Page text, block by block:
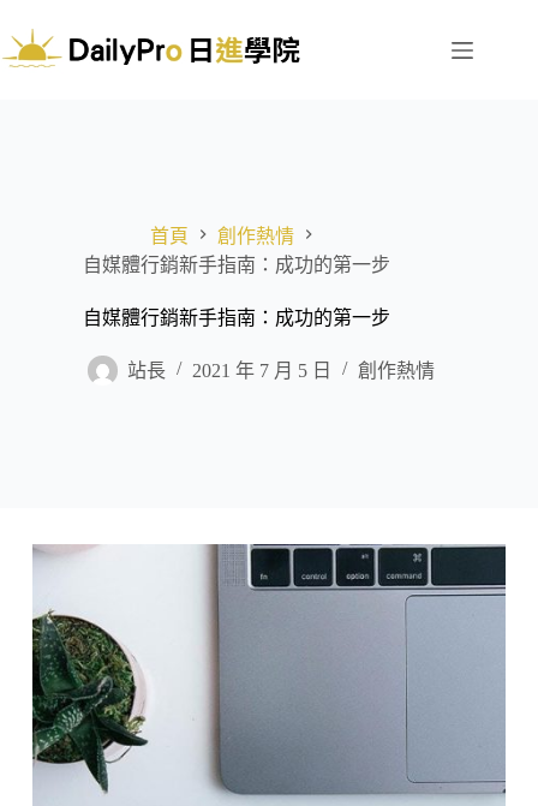
至
主
首頁
創作熱情
自媒體行銷新手指南：成功的第一步
自媒體行銷新手指南：成功的第一步
站長 2021 年 7 月 5 日 創作熱情